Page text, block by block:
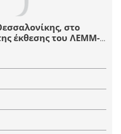
στο
έκθεσης του ΛΕΜΜ-
1880-1912".